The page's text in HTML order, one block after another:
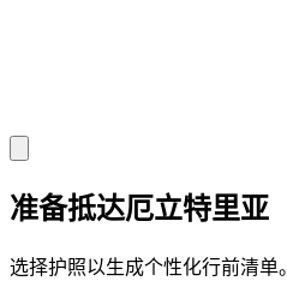
准备抵达厄立特里亚
选择护照以生成个性化行前清单。